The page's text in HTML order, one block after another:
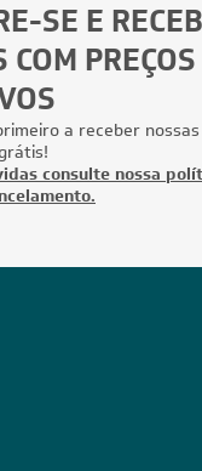
SE E
COM PREÇOS
a receber
consulte nossa